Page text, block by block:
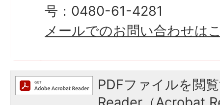
号：0480-61-4281
メールでのお問い合わせは
PDFファイルを閲